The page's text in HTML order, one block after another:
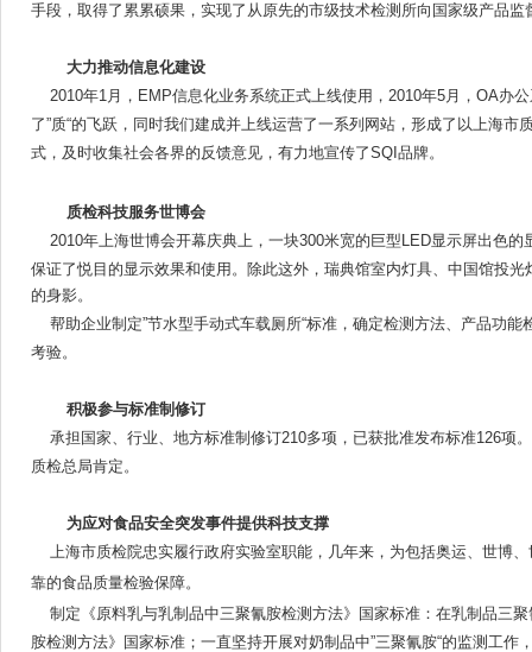
手段，取得了累累硕果，实现了从原先的市级技术检测所向国家级产品监
大力推动信息化建设
2010年1月，EMP信息化业务系统正式上线使用，2010年5月，OA办
了”质“的飞跃，同时我们建成并上线运营了一系列网站，形成了以上海
式，及时收集社会各界的反馈意见，有力地宣传了SQI品牌。
质检科技服务世博会
2010年上海世博会开幕庆典上，一块300米宽的巨型LED显示屏出色
保证了悦目的显示效果和使用。除此这外，瑞典馆室内灯具、中国馆投
的身影。
帮助企业制定”节水型手动式车载厕所“标准，确定检测方法、产品功
考验。
积极参与标准制修订
承担国家、行业、地方标准制修订210多项，已获批准发布标准126项
质检总局肯定。
为应对食品安全突发事件提供科技支撑
上海市质检院忠实履行政府实验室职能，几年来，为包括奥运、世博
靠的食品质量检验保障。
制定 《原料乳与乳制品中三聚氰胺检测方法》国家标准：在乳制品三
胺检测方法》国家标准；一直坚持开展对奶制品中”三聚氰胺“的监测工作